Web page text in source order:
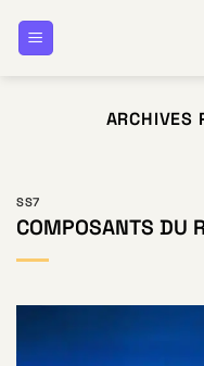
ARCHIVES
SS7
COMPOSANTS DU